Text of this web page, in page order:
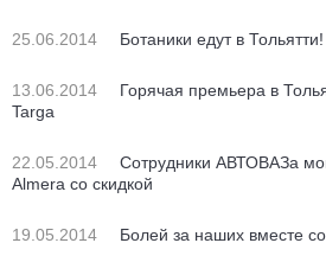
25.06.2014 Ботаники едут в Тольятти!
13.06.2014
Горячая премьера в
Targa
22.05.2014
Сотрудники АВТОВАЗа
Almera со скидкой
19.05.2014 Болей за наших вместе